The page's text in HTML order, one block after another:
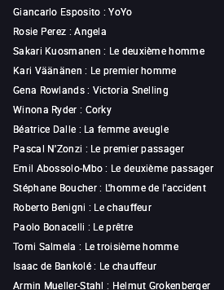
Giancarlo Esposito :YoYo
Rosie Perez :Angela
Sakari Kuosmanen : Le deuxième homme
Kari Väänänen : Le premier homme
Gena Rowlands: Victoria Snelling
Winona Ryder : Corky
Béatrice Dalle : La femme aveugle
Pascal N'Zonzi : Le premier passager
Emil Abossolo-Mbo: Le deuxième passager
Stéphane Boucher: L'homme de l'accident
Roberto Benigni : Le chauffeur
Paolo Bonacelli : Le prêtre
Tomi Salmela : Le troisième homme
Isaac de Bankolé: Le chauffeur
Armin Mueller-Stahl : Helmut Grokenberger